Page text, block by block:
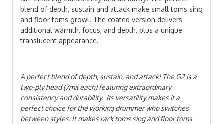
blend of depth, sustain and attack make small toms sing
and floor toms growl. The coated version delivers
additional warmth, focus, and depth, plus a unique
translucent appearance.
A perfect blend of depth, sustain, and attack! The G2 is a
two-ply head (7mil each) featuring extraordinary
consistency and durability. Its versatility makes it a
perfect choice for the working drummer who switches
between styles. It makes rack toms sing and floor toms